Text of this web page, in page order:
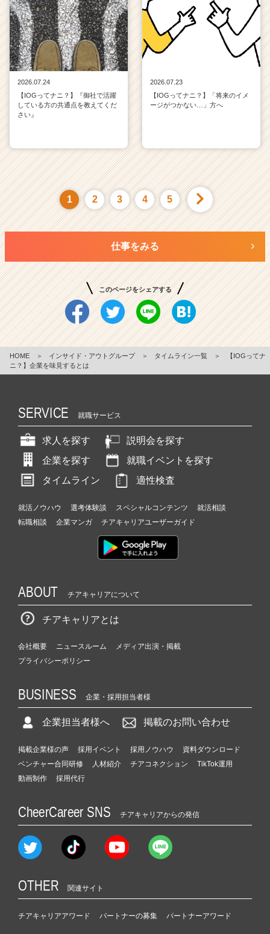
2026.07.24
【IOGってナニ？】『御社で活躍
している方の共通点を教えてくだ
さい』
2026.07.23
【IOGってナニ？】「将来のイメ
ージがつかない…」方へ
1 2 3 4 5
仕事をみる
このページをシェアする
HOME ＞ インサイド・アウトグループ ＞ タイムライン一覧 ＞
【IOGってナ
ニ？】企業を味見するとは
SERVICE 就職サービス
求人を探す
説明会を探す
企業を探す
就職イベントを探す
タイムライン
適性検査
就活ノウハウ 選考体験談 スペシャルコンテンツ
就活相談
転職相談
企業マンガ チアキャリアユーザーガイド
ABOUT チアキャリアについて
チアキャリアとは
会社概要 ニュースルーム
メディア出演・掲載
プライバシーポリシー
BUSINESS 企業・採用担当者様
企業担当者様へ 掲載のお問い合わせ
掲載企業様の声 採用イベント 採用ノウハウ
資料ダウンロード
ベンチャー合同研修
人材紹介 チアコネクション
TikTok運用
動画制作
採用代行
CheerCareer SNS チアキャリアからの発信
OTHER 関連サイト
チアキャリアアワード パートナーの募集 パートナーアワード